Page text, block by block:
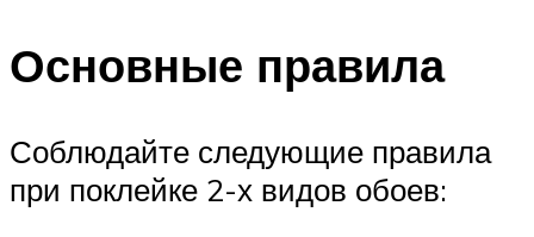
Основные правила
Соблюдайте следующие правила
при поклейке 2-х видов обоев: